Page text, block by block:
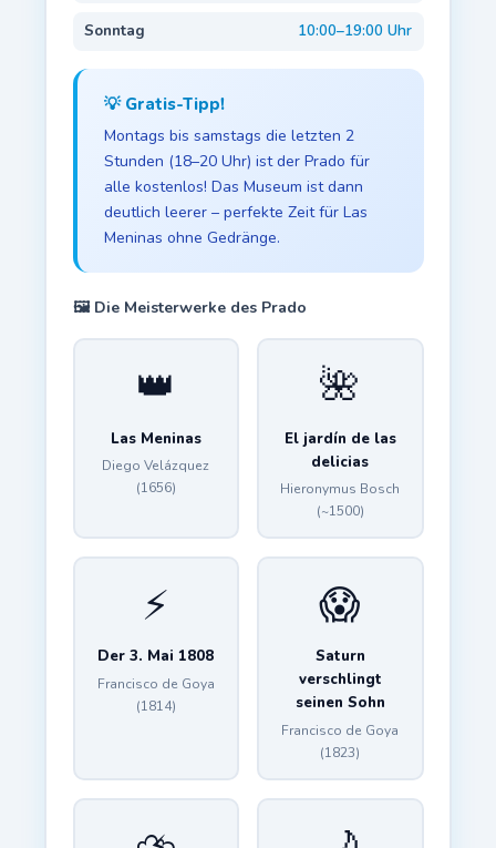
Sonntag 10:00–19:00 Uhr
💡 Gratis-Tipp!
Montags bis samstags die letzten 2
Stunden (18–20 Uhr) ist der Prado für
alle kostenlos! Das Museum ist dann
deutlich leerer – perfekte Zeit für Las
Meninas ohne Gedränge.
🖼️ Die Meisterwerke des Prado
👑
Las Meninas
Diego Velázquez
(1656)
🌺
El jardín de las
delicias
Hieronymus Bosch
(~1500)
⚡
Der 3. Mai 1808
Francisco de Goya
(1814)
😱
Saturn
verschlingt
seinen Sohn
Francisco de Goya
(1823)